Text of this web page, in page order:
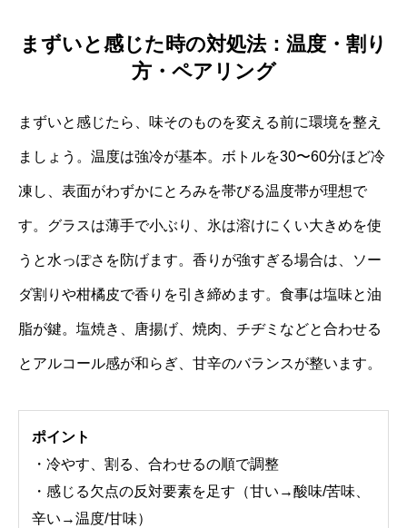
まずいと感じた時の対処法：温度・割り
方・ペアリング
まずいと感じたら、味そのものを変える前に環境を整え
ましょう。温度は強冷が基本。ボトルを30〜60分ほど冷
凍し、表面がわずかにとろみを帯びる温度帯が理想で
す。グラスは薄手で小ぶり、氷は溶けにくい大きめを使
うと水っぽさを防げます。香りが強すぎる場合は、ソー
ダ割りや柑橘皮で香りを引き締めます。食事は塩味と油
脂が鍵。塩焼き、唐揚げ、焼肉、チヂミなどと合わせる
とアルコール感が和らぎ、甘辛のバランスが整います。
ポイント
・冷やす、割る、合わせるの順で調整
・感じる欠点の反対要素を足す（甘い→酸味/苦味、
辛い→温度/甘味）